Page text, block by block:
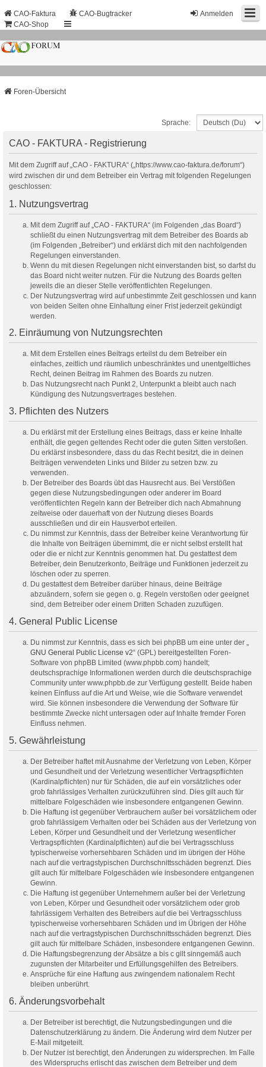
Anmelden
CAO-Faktura
CAO-Bugtracker
CAO-Shop
Foren-Übersicht
Sprache:
CAO - FAKTURA - Registrierung
Mit dem Zugriff auf „CAO - FAKTURA“ („https://www.cao-faktura.de/forum“)
wird zwischen dir und dem Betreiber ein Vertrag mit folgenden Regelungen
geschlossen:
1. Nutzungsvertrag
Mit dem Zugriff auf „CAO - FAKTURA“ (im Folgenden „das Board“)
schließt du einen Nutzungsvertrag mit dem Betreiber des Boards ab
(im Folgenden „Betreiber“) und erklärst dich mit den nachfolgenden
Regelungen einverstanden.
Wenn du mit diesen Regelungen nicht einverstanden bist, so darfst du
das Board nicht weiter nutzen. Für die Nutzung des Boards gelten
jeweils die an dieser Stelle veröffentlichten Regelungen.
Der Nutzungsvertrag wird auf unbestimmte Zeit geschlossen und kann
von beiden Seiten ohne Einhaltung einer Frist jederzeit gekündigt
werden.
2. Einräumung von Nutzungsrechten
Mit dem Erstellen eines Beitrags erteilst du dem Betreiber ein
einfaches, zeitlich und räumlich unbeschränktes und unentgeltliches
Recht, deinen Beitrag im Rahmen des Boards zu nutzen.
Das Nutzungsrecht nach Punkt 2, Unterpunkt a bleibt auch nach
Kündigung des Nutzungsvertrages bestehen.
3. Pflichten des Nutzers
Du erklärst mit der Erstellung eines Beitrags, dass er keine Inhalte
enthält, die gegen geltendes Recht oder die guten Sitten verstoßen.
Du erklärst insbesondere, dass du das Recht besitzt, die in deinen
Beiträgen verwendeten Links und Bilder zu setzen bzw. zu
verwenden.
Der Betreiber des Boards übt das Hausrecht aus. Bei Verstößen
gegen diese Nutzungsbedingungen oder anderer im Board
veröffentlichten Regeln kann der Betreiber dich nach Abmahnung
zeitweise oder dauerhaft von der Nutzung dieses Boards
ausschließen und dir ein Hausverbot erteilen.
Du nimmst zur Kenntnis, dass der Betreiber keine Verantwortung für
die Inhalte von Beiträgen übernimmt, die er nicht selbst erstellt hat
oder die er nicht zur Kenntnis genommen hat. Du gestattest dem
Betreiber, dein Benutzerkonto, Beiträge und Funktionen jederzeit zu
löschen oder zu sperren.
Du gestattest dem Betreiber darüber hinaus, deine Beiträge
abzuändern, sofern sie gegen o. g. Regeln verstoßen oder geeignet
sind, dem Betreiber oder einem Dritten Schaden zuzufügen.
4. General Public License
Du nimmst zur Kenntnis, dass es sich bei phpBB um eine unter der „
GNU General Public License v2“ (GPL) bereitgestellten Foren-
Software von phpBB Limited (www.phpbb.com) handelt;
deutschsprachige Informationen werden durch die deutschsprachige
Community unter www.phpbb.de zur Verfügung gestellt. Beide haben
keinen Einfluss auf die Art und Weise, wie die Software verwendet
wird. Sie können insbesondere die Verwendung der Software für
bestimmte Zwecke nicht untersagen oder auf Inhalte fremder Foren
Einfluss nehmen.
5. Gewährleistung
Der Betreiber haftet mit Ausnahme der Verletzung von Leben, Körper
und Gesundheit und der Verletzung wesentlicher Vertragspflichten
(Kardinalpflichten) nur für Schäden, die auf ein vorsätzliches oder
grob fahrlässiges Verhalten zurückzuführen sind. Dies gilt auch für
mittelbare Folgeschäden wie insbesondere entgangenen Gewinn.
Die Haftung ist gegenüber Verbrauchern außer bei vorsätzlichem oder
grob fahrlässigem Verhalten oder bei Schäden aus der Verletzung von
Leben, Körper und Gesundheit und der Verletzung wesentlicher
Vertragspflichten (Kardinalpflichten) auf die bei Vertragsschluss
typischerweise vorhersehbaren Schäden und im übrigen der Höhe
nach auf die vertragstypischen Durchschnittsschäden begrenzt. Dies
gilt auch für mittelbare Folgeschäden wie insbesondere entgangenen
Gewinn.
Die Haftung ist gegenüber Unternehmern außer bei der Verletzung
von Leben, Körper und Gesundheit oder vorsätzlichem oder grob
fahrlässigem Verhalten des Betreibers auf die bei Vertragsschluss
typischerweise vorhersehbaren Schäden und im Übrigen der Höhe
nach auf die vertragstypischen Durchschnittsschäden begrenzt. Dies
gilt auch für mittelbare Schäden, insbesondere entgangenen Gewinn.
Die Haftungsbegrenzung der Absätze a bis c gilt sinngemäß auch
zugunsten der Mitarbeiter und Erfüllungsgehilfen des Betreibers.
Ansprüche für eine Haftung aus zwingendem nationalem Recht
bleiben unberührt.
6. Änderungsvorbehalt
Der Betreiber ist berechtigt, die Nutzungsbedingungen und die
Datenschutzerklärung zu ändern. Die Änderung wird dem Nutzer per
E-Mail mitgeteilt.
Der Nutzer ist berechtigt, den Änderungen zu widersprechen. Im Falle
des Widerspruchs erlischt das zwischen dem Betreiber und dem